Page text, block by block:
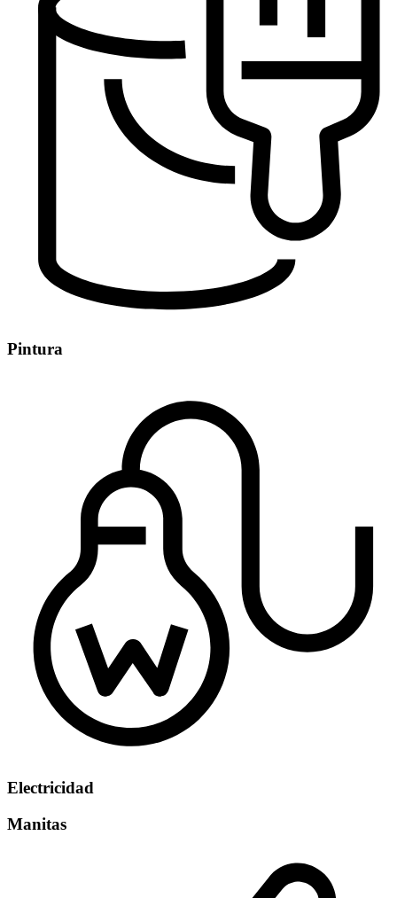
Pintura
Electricidad
Manitas